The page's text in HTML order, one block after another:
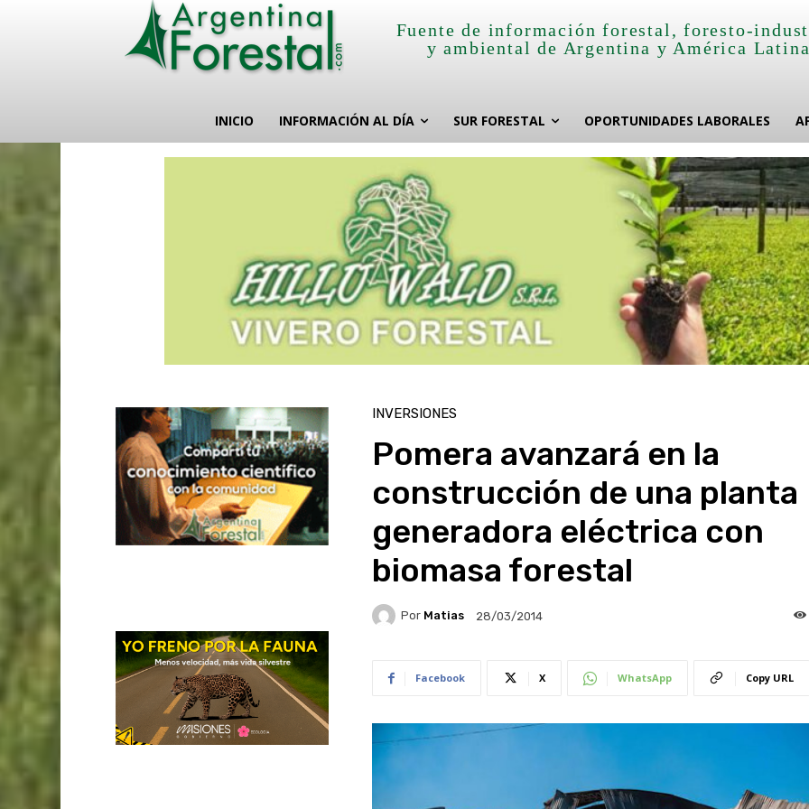
Fuente de información forestal, foresto-
y ambiental de Argentina y América
INICIO INFORMACIÓN AL DÍA SUR FORESTAL OPORTUNIDADES LABORALES
INVERSIONES
Pomera avanzará en la
construcción de una planta
generadora eléctrica con
biomasa forestal
Por Matias 28/03/2014
Facebook X WhatsApp Copy URL